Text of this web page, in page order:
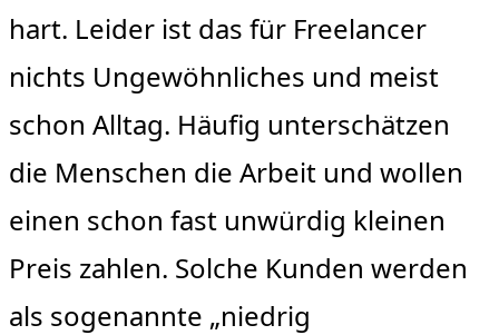
hart. Leider ist das für Freelancer
nichts Ungewöhnliches und meist
schon Alltag. Häufig unterschätzen
die Menschen die Arbeit und wollen
einen schon fast unwürdig kleinen
Preis zahlen. Solche Kunden werden
als sogenannte „niedrig